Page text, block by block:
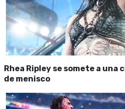
Rhea Ripley se somete a
de menisco